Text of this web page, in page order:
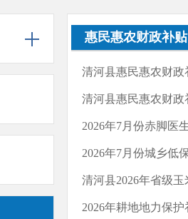
惠民惠农财政补贴
清河县惠民惠农财政
清河县惠民惠农财政
2026年7月份赤脚医
2026年7月份城乡低
清河县2026年省级
2026年耕地地力保